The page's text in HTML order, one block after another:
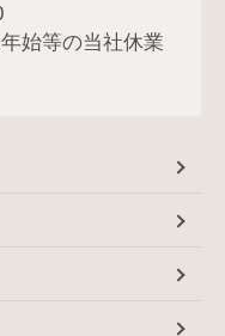
始等の当社休業